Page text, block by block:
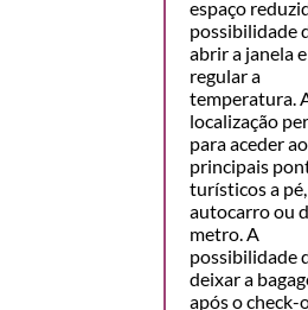
espaço
possibilidade
abrir a janela e
regular a
temperatura.
localização
para aceder
principais
turísticos a
autocarro ou
metro. A
possibilidade
deixar a
após o check-